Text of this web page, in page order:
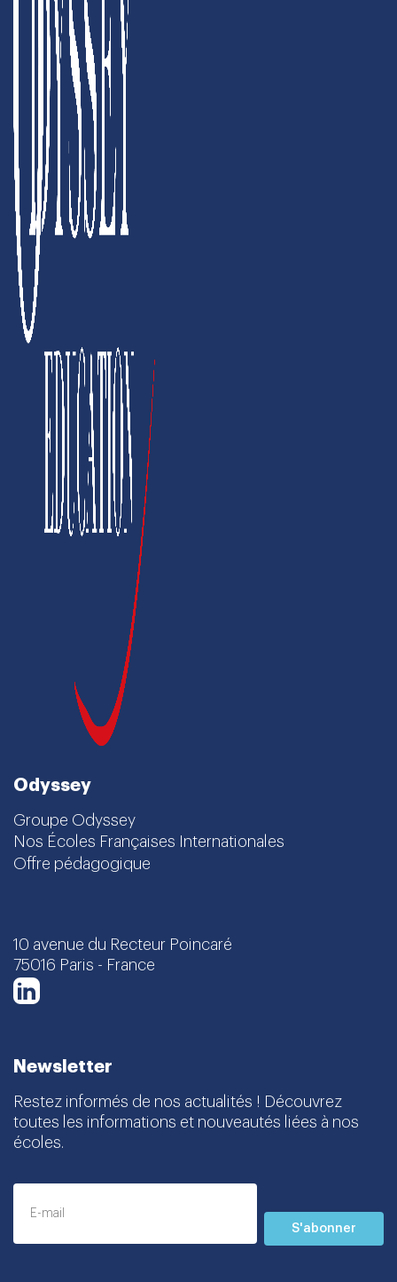
Odyssey
Groupe Odyssey
Nos Écoles Françaises Internationales
Offre pédagogique
10 avenue du Recteur Poincaré
75016 Paris - France
Newsletter
Restez informés de nos actualités ! Découvrez
toutes les informations et nouveautés liées à nos
écoles.
S'abonner